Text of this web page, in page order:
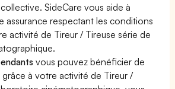
SideCare vous aide à
assurance respectant les conditions
activité de Tireur / Tireuse série de
vous pouvez bénéficier de
à votre activité de Tireur /